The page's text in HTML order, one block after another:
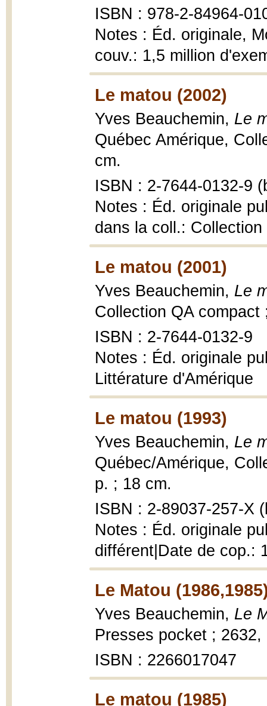
ISBN : 978-2-84964-
Notes : Éd. originale,
couv.: 1,5 million
Le matou (2002)
Yves Beauchemin, Le
Québec Amérique,
cm.
ISBN : 2-7644-0132-9
Notes : Éd. originale
dans la coll.:
Le matou (2001)
Yves Beauchemin, Le
Collection QA compact
ISBN : 2-7644-0132-9
Notes : Éd. originale
Littérature d'Amérique
Le matou (1993)
Yves Beauchemin, Le
Québec/Amérique,
p. ; 18 cm.
ISBN : 2-89037-257-X
Notes : Éd. originale
différent|Date de cop.:
Le Matou
Yves Beauchemin, Le
Presses pocket ;
ISBN : 2266017047
Le matou (1985)